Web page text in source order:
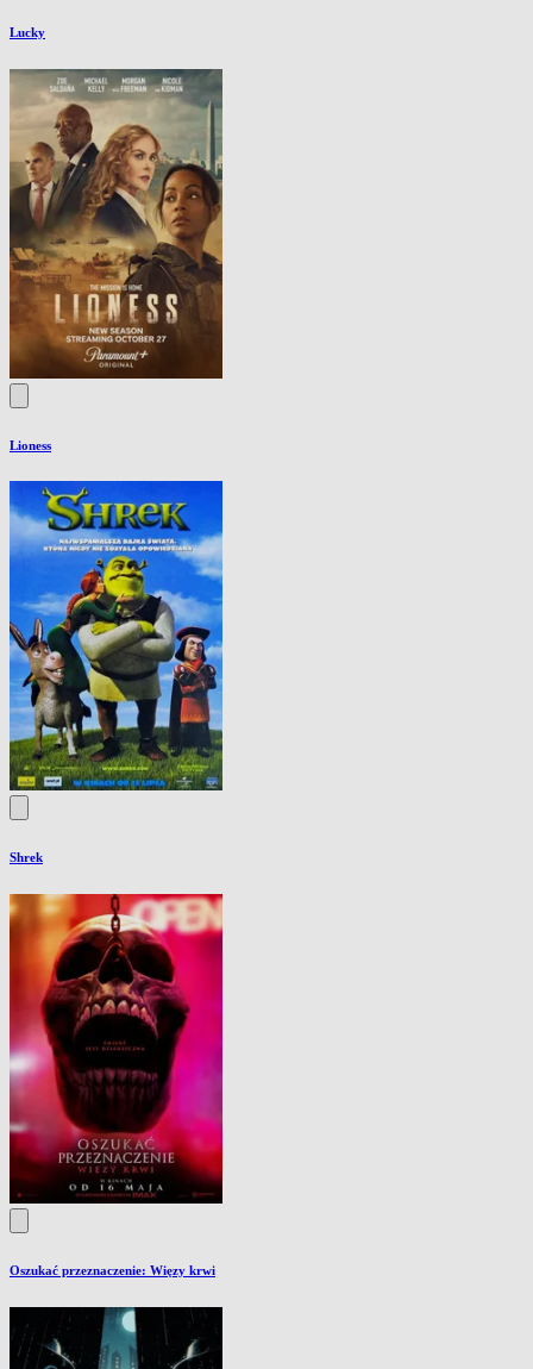
Lucky
Lioness
Shrek
Oszukać przeznaczenie: Więzy krwi